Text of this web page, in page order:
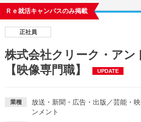
探す
【4年生】
【4年生】
イベントを探す
Ｒｅ就活キャンパスのみ掲載
正社員
株式会社クリーク・アン
【映像専門職】
UPDATE
業種 放送・新聞・広告・出版 ／芸能・
ンメント